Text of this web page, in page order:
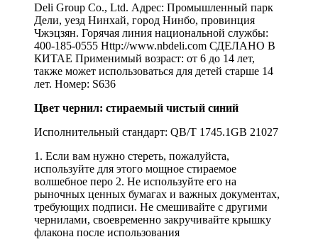
Deli Group Co., Ltd. Адрес: Промышленный парк
Дели, уезд Нинхай, город Нинбо, провинция
Чжэцзян. Горячая линия национальной службы:
400-185-0555 Http://www.nbdeli.com СДЕЛАНО В
КИТАЕ Применимый возраст: от 6 до 14 лет,
также может использоваться для детей старше 14
лет. Номер: S636
Цвет чернил: стираемый чистый синий
Исполнительный стандарт: QB/T 1745.1GB 21027
1. Если вам нужно стереть, пожалуйста,
используйте для этого мощное стираемое
волшебное перо 2. Не используйте его на
рыночных ценных бумагах и важных документах,
требующих подписи. Не смешивайте с другими
чернилами, своевременно закручивайте крышку
флакона после использования